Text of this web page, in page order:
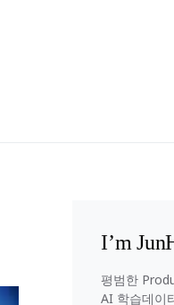
I’m
평범한
AI 학습데이